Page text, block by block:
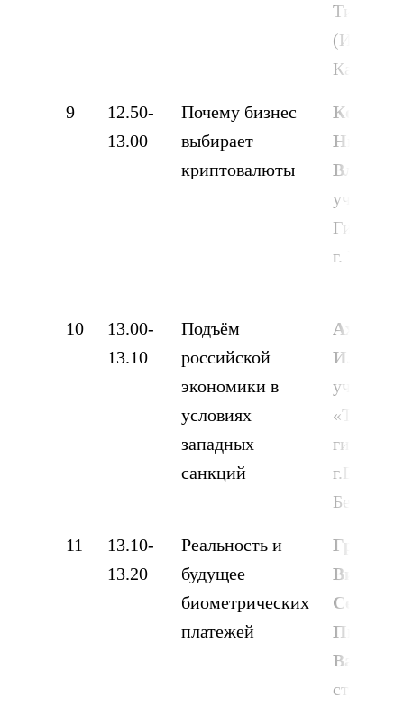
(ИЭУП),
Казань
9
12.50-
13.00
Почему бизнес
выбирает
криптовалюты
Никита
ученик
г. Уфа
10
13.00-
13.10
Подъём
российской
экономики в
условиях
западных
санкций
гимназия
Белебей
11
13.10-
13.20
Реальность и
будущее
биометрических
платежей
студенты